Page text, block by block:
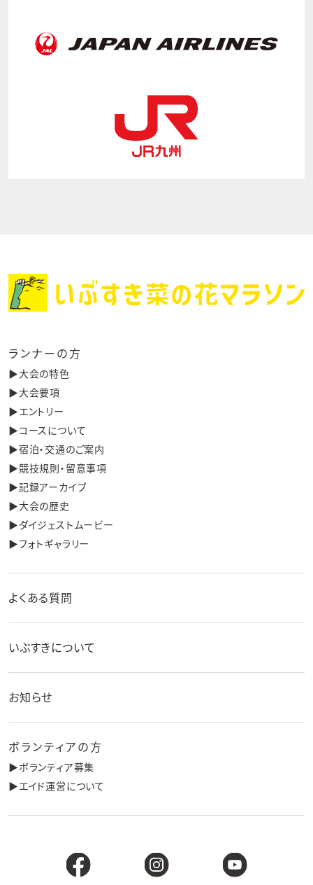
ランナーの方
▶︎大会の特色
▶︎大会要項
▶︎エントリー
▶︎コースについて
▶︎宿泊・交通のご案内
▶︎競技規則・留意事項
▶︎記録アーカイブ
▶︎大会の歴史
▶︎ダイジェストムービー
▶︎フォトギャラリー
よくある質問
いぶすきについて
お知らせ
ボランティアの方
▶︎ボランティア募集
▶︎エイド運営について